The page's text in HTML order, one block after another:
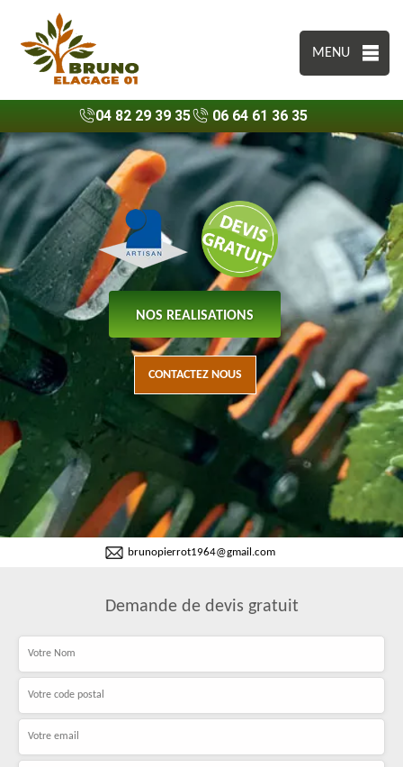
MENU
04 82 29 39 35 06 64 61 36 35
NOS REALISATIONS
CONTACTEZ NOUS
brunopierrot1964@gmail.com
Demande de devis gratuit